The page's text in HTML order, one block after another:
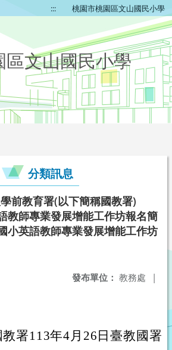
::: 桃園市桃園區文山國民小學
區文山國民小學
分類訊息
前教育署(以下簡稱國教署)
教師專業發展增能工作坊報名簡
小英語教師專業發展增能工作坊
發布單位： 教務處 |
署113年4月26日臺教國署